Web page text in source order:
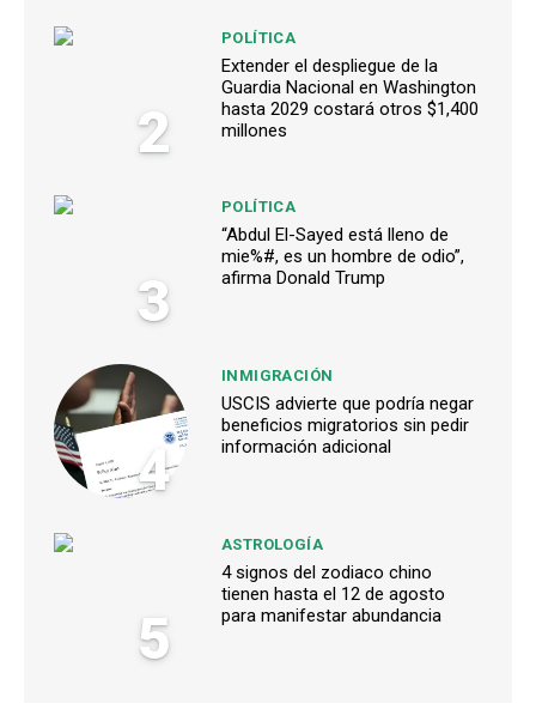
2
POLÍTICA
Extender el despliegue de la
Guardia Nacional en Washington
hasta 2029 costará otros $1,400
millones
3
POLÍTICA
“Abdul El-Sayed está lleno de
mie%#, es un hombre de odio”,
afirma Donald Trump
4
INMIGRACIÓN
USCIS advierte que podría negar
beneficios migratorios sin pedir
información adicional
5
ASTROLOGÍA
4 signos del zodiaco chino
tienen hasta el 12 de agosto
para manifestar abundancia